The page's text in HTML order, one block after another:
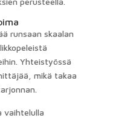
runsaan skaalan
Yhteistyössä
mikä takaa
vaihtelulla